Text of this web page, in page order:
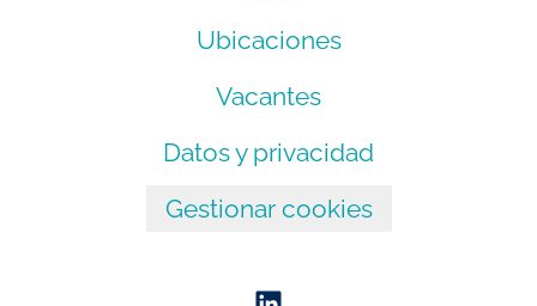
Ubicaciones
Vacantes
Datos y privacidad
Gestionar cookies